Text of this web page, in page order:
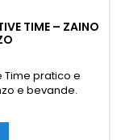
TIME – ZAINO
Time pratico e
e bevande.
scuola, sport e